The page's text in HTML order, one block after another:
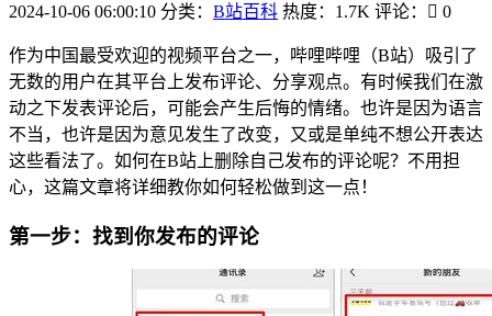
2024-10-06 06:00:10 分类： B站百科 热度：1.7K 评论： 0
作为中国最受欢迎的视频平台之一，哔哩哔哩（B站）吸引了
无数的用户在其平台上发布评论、分享观点。有时候我们在激
动之下发表评论后，可能会产生后悔的情绪。也许是因为语言
不当，也许是因为意见发生了改变，又或是单纯不想公开表达
这些看法了。如何在B站上删除自己发布的评论呢？不用担
心，这篇文章将详细教你如何轻松做到这一点！
第一步：找到你发布的评论